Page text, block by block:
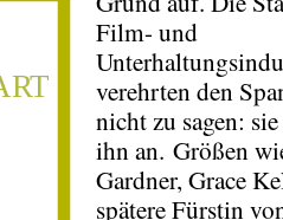
Film- und
verehrten den
nicht zu sagen:
ihn an. Größen
Gardner, Grace
spätere Fürstin